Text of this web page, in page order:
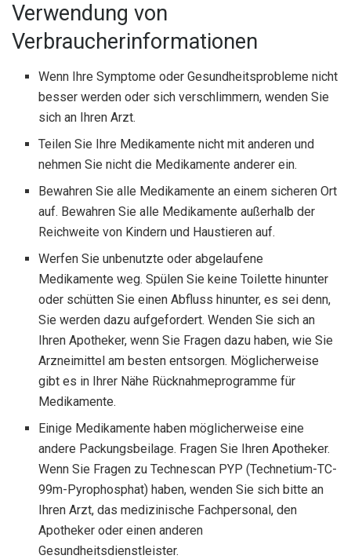
Verwendung von
Verbraucherinformationen
Wenn Ihre Symptome oder Gesundheitsprobleme nicht
besser werden oder sich verschlimmern, wenden Sie
sich an Ihren Arzt.
Teilen Sie Ihre Medikamente nicht mit anderen und
nehmen Sie nicht die Medikamente anderer ein.
Bewahren Sie alle Medikamente an einem sicheren Ort
auf. Bewahren Sie alle Medikamente außerhalb der
Reichweite von Kindern und Haustieren auf.
Werfen Sie unbenutzte oder abgelaufene
Medikamente weg. Spülen Sie keine Toilette hinunter
oder schütten Sie einen Abfluss hinunter, es sei denn,
Sie werden dazu aufgefordert. Wenden Sie sich an
Ihren Apotheker, wenn Sie Fragen dazu haben, wie Sie
Arzneimittel am besten entsorgen. Möglicherweise
gibt es in Ihrer Nähe Rücknahmeprogramme für
Medikamente.
Einige Medikamente haben möglicherweise eine
andere Packungsbeilage. Fragen Sie Ihren Apotheker.
Wenn Sie Fragen zu Technescan PYP (Technetium-TC-
99m-Pyrophosphat) haben, wenden Sie sich bitte an
Ihren Arzt, das medizinische Fachpersonal, den
Apotheker oder einen anderen
Gesundheitsdienstleister.